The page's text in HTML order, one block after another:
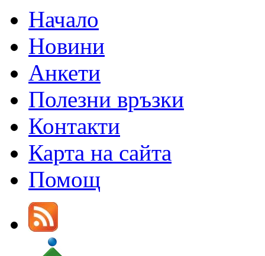
Начало
Новини
Анкети
Полезни връзки
Контакти
Карта на сайта
Помощ